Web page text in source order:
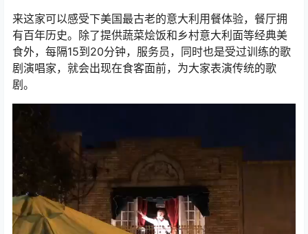
来这家可以感受下美国最古老的意大利用餐体验，餐厅拥
有百年历史。除了提供蔬菜烩饭和乡村意大利面等经典美
食外，每隔15到20分钟，服务员，同时也是受过训练的歌
剧演唱家，就会出现在食客面前，为大家表演传统的歌
剧。